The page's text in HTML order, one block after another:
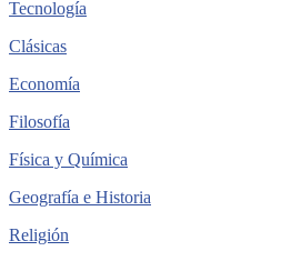
Tecnología
Clásicas
Economía
Filosofía
Física y Química
Geografía e Historia
Religión